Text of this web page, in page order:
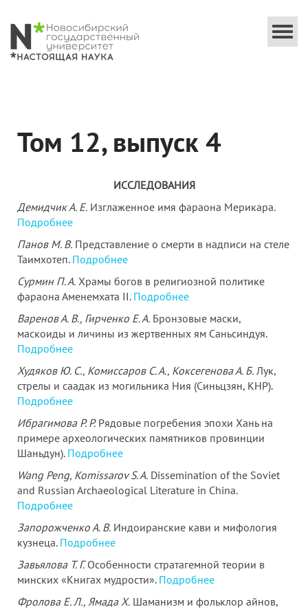
Том 12, выпуск 4
ИССЛЕДОВАНИЯ
Демидчик А. Е. Изглаженное имя фараона Мерикара.
Подробнее
Панов М. В. Представление о смерти в надписи на стеле
Таимхотеп. Подробнее
Сурмин П. А. Храмы богов в религиозной политике
фараона Аменемхата II. Подробнее
Варенов А. В., Гирченко Е. А. Бронзовые маски,
маскоиды и личины из жертвенных ям Саньсиндуя.
Подробнее
Худяков Ю. С., Комиссаров С. А., Коксегенова А. Б. Лук,
стрелы и саадак из могильника Ния (Синьцзян, КНР).
Подробнее
Ибрагимова Р. Р.Рядовые погребения эпохи Хань на
примере археологических памятников провинции
Шаньдун). Подробнее
Wang Peng, Komissarov S. A. Dissemination of the Soviet
and Russian Archaeological Literature in China.
Подробнее
Запорожченко А. В. Индоиранские кави и мифология
кузнеца. Подробнее
Завьялова Т. Г.Особенности стратагемной теории в
минских «Книгах мудрости». Подробнее
Фролова Е. Л., Ямада Х. Шаманизм и фольклор айнов,